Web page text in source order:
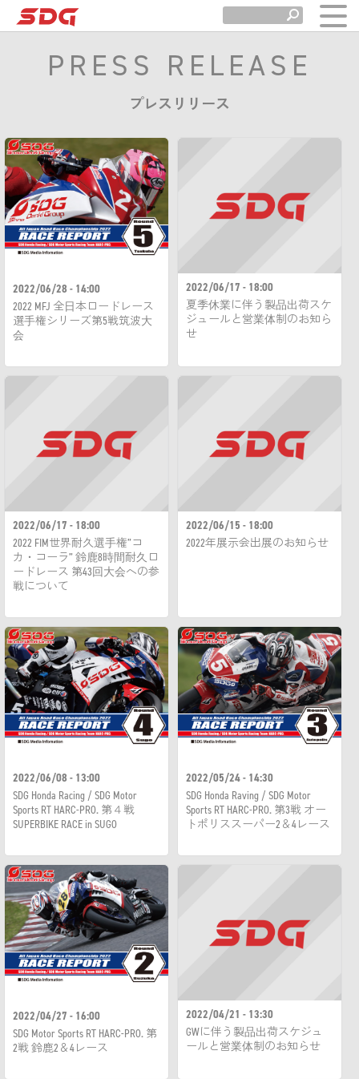
PRESS RELEASE
プレスリリース
2022/06/28 - 14:00
2022 MFJ 全日本ロードレース
選手権シリーズ第5戦筑波大
会
2022/06/17 - 18:00
夏季休業に伴う製品出荷スケ
ジュールと営業体制のお知ら
せ
2022/06/17 - 18:00
2022 FIM世界耐久選手権”コ
カ・コーラ” 鈴鹿8時間耐久ロ
ードレース 第43回大会への参
戦について
2022/06/15 - 18:00
2022年展示会出展のお知らせ
2022/06/08 - 13:00
SDG Honda Racing / SDG Motor
Sports RT HARC-PRO. 第４戦
SUPERBIKE RACE in SUGO
2022/05/24 - 14:30
SDG Honda Raving / SDG Motor
Sports RT HARC-PRO. 第3戦 オー
トポリススーパー2＆4レース
2022/04/27 - 16:00
SDG Motor Sports RT HARC-PRO. 第
2戦 鈴鹿2＆4レース
2022/04/21 - 13:30
GWに伴う製品出荷スケジュ
ールと営業体制のお知らせ